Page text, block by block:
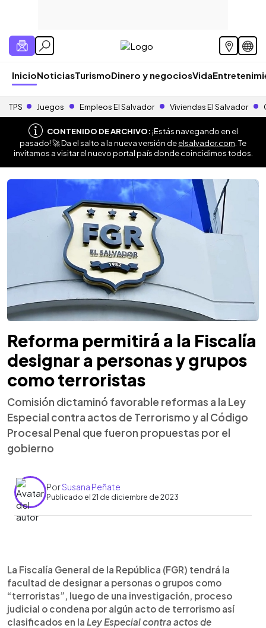
InicioNoticiasTurismoDinero y negociosVida
TPS Juegos Empleos El Salvador Viviendas El Salvador
CONTENIDO DE ARCHIVO:¡Estás navegando en el
pasado! 🚀 Da el salto a la nueva versión deelsalvador.com . Te
invitamos a visitar el nuevo portal país donde coincidimos todos.
Reforma permitirá a la Fiscalía
designar a personas y grupos
como terroristas
Comisión dictaminó favorable reformas a la Ley
Especial contra actos de Terrorismo y al Código
Procesal Penal que fueron propuestas por el
gobierno
PorSusana Peñate
Publicado el 21 de diciembre de 2023
► Escuchar artículo
La Fiscalía General de la República (FGR) tendrá la
facultad de designar a personas o grupos como
“terroristas”, luego de una investigación, proceso
judicial o condena por algún acto de terrorismo así
clasificados en la Ley Especial contra actos de